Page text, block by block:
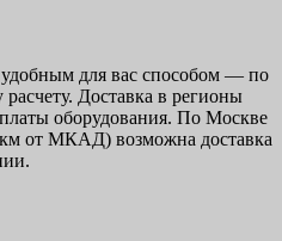
для вас способом — по
Доставка в регионы
оборудования. По Москве
от МКАД) возможна доставка